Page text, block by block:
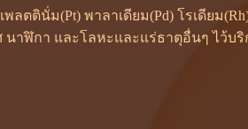
ลตตินั่ม(Pt) พาลาเดียม(Pd) โรเดียม
นาฬิกา และโลหะและแร่ธาตุอื่นๆ ไว้บริ